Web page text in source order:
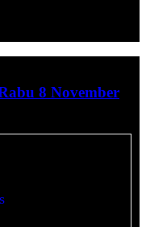
8 November